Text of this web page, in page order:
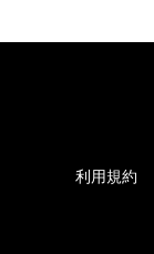
利用規約